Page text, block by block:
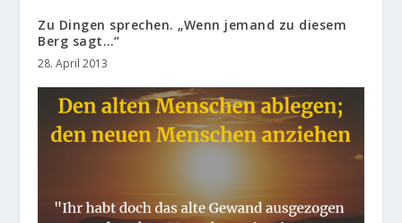
Zu Dingen sprechen. „Wenn jemand zu diesem
Berg sagt…“
28. April 2013